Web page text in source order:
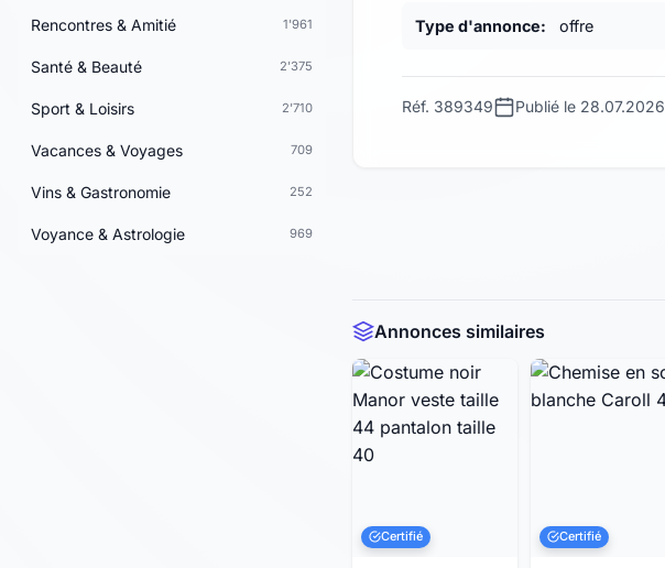
Rencontres & Amitié 1'961
Santé & Beauté 2'375
Sport & Loisirs 2'710
Vacances & Voyages 709
Vins & Gastronomie 252
Voyance & Astrologie 969
Type d'annonce: offre
Réf. 389349 Publié le 28.07.2026
Annonces similaires
Certifié Certifié